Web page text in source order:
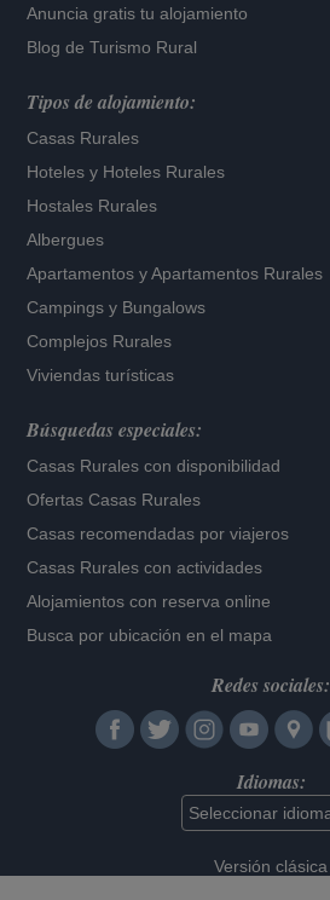
Anuncia gratis tu alojamiento
Blog de Turismo Rural
Tipos de alojamiento:
Casas Rurales
Hoteles y Hoteles Rurales
Hostales Rurales
Albergues
Apartamentos yApartamentos Rurales
Campings y Bungalows
Complejos Rurales
Viviendas turísticas
Búsquedas especiales:
Casas Rurales con disponibilidad
Ofertas Casas Rurales
Casas recomendadas por viajeros
Casas Rurales con actividades
Alojamientos con reserva online
Busca por ubicación en el mapa
Redes sociales:
Idiomas:
Versión clásica